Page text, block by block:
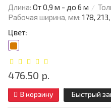
Длина: От 0,9 м - до 6 м
Рабочая ширина, мм: 178,
Цвет:
476.50 р.
В корзину Быстрый